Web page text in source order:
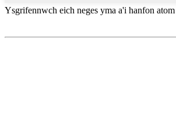
Ysgrifennwch eich neges yma a'i hanfon atom